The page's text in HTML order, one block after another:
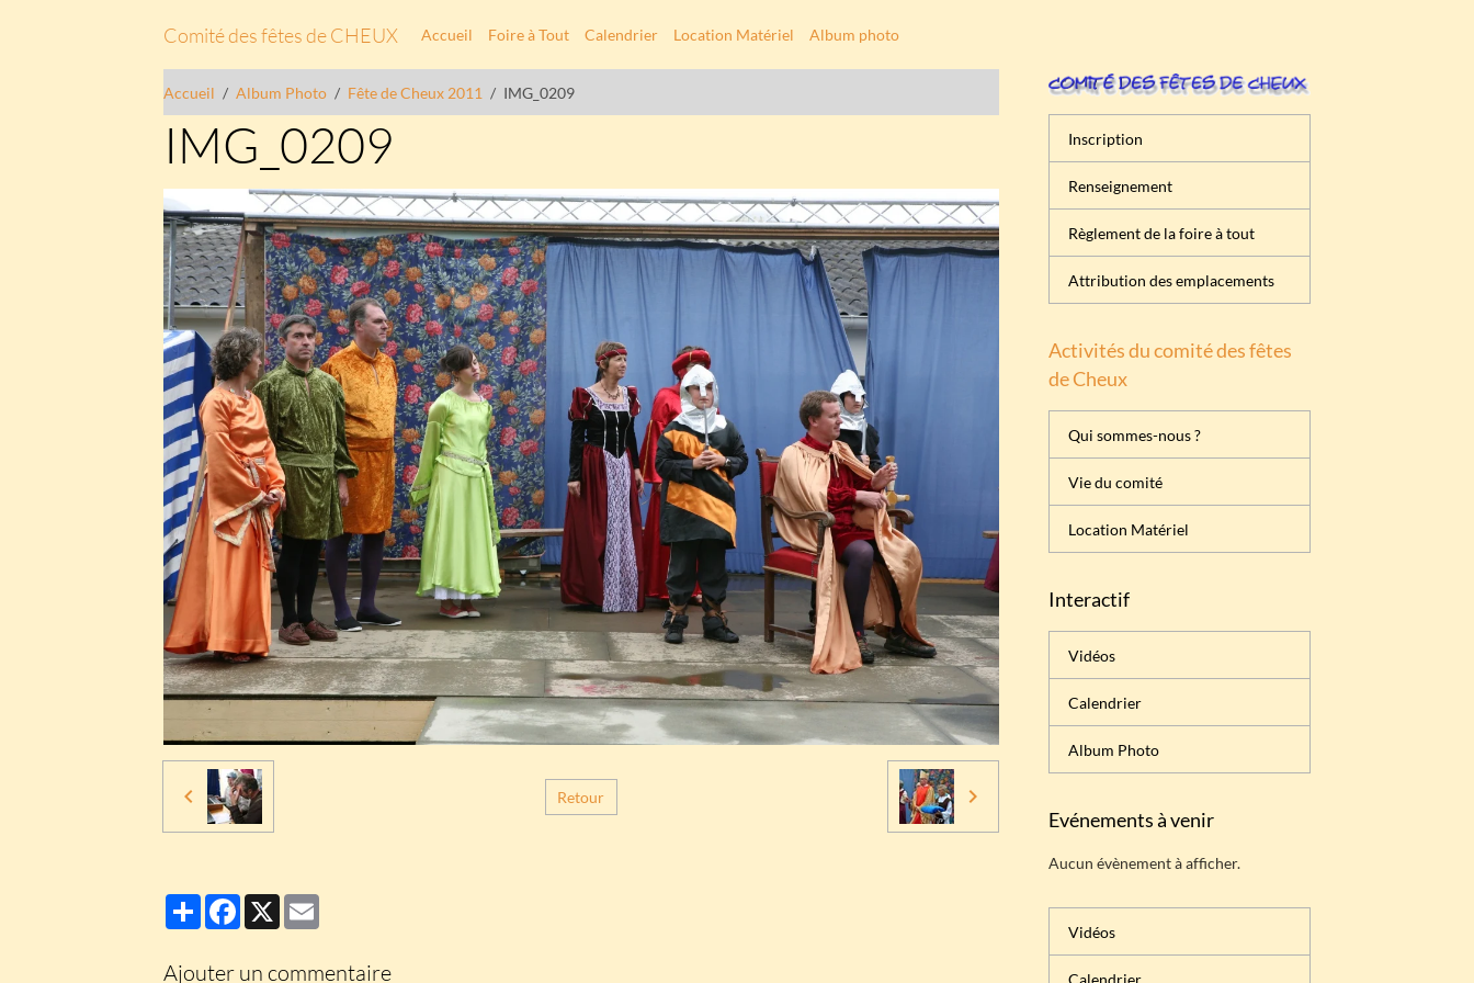
Comité des fêtes de CHEUX Accueil Foire à Tout Calendrier Location Matériel Album photo
Accueil Album Photo Fête de Cheux 2011 IMG_0209
IMG_0209
Retour
PartagerFacebook
X
Ajouter un commentaire
Inscription
Renseignement
Règlement de la foire à tout
Attribution des emplacements
Activités du comité des fêtes
de Cheux
Qui sommes-nous ?
Vie du comité
Location Matériel
Interactif
Vidéos
Calendrier
Album Photo
Evénements à venir
Aucun évènement à afficher.
Vidéos
Calendrier